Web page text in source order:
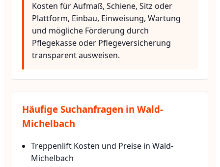
Kosten für Aufmaß, Schiene, Sitz oder
Plattform, Einbau, Einweisung, Wartung
und mögliche Förderung durch
Pflegekasse oder Pflegeversicherung
transparent ausweisen.
Häufige Suchanfragen in Wald-
Michelbach
Treppenlift Kosten und Preise in Wald-
Michelbach